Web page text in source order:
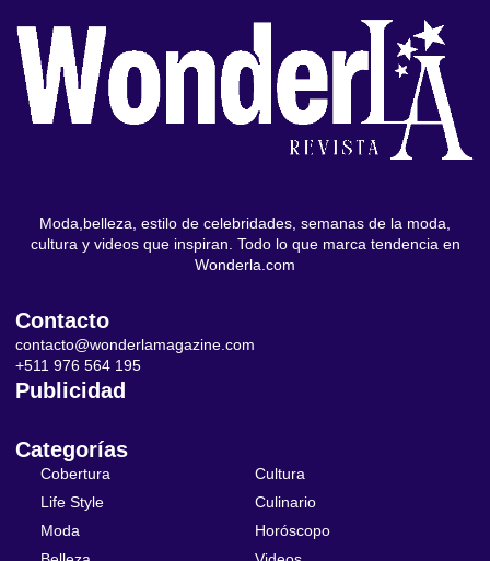
Moda,belleza, estilo de celebridades, semanas de la moda,
cultura y videos que inspiran. Todo lo que marca tendencia en
Wonderla.com
Contacto
contacto@wonderlamagazine.com
+511 976 564 195
Publicidad
Categorías
Cobertura
Life Style
Moda
Cultura
Culinario
Horóscopo